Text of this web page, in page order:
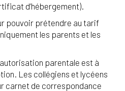
d’hébergement).
pouvoir prétendre au tarif
les parents et les
parentale est à
Les collégiens et lycéens
carnet de correspondance